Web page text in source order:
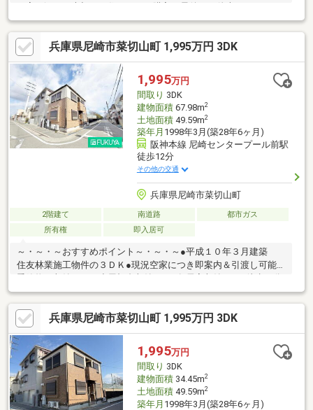
に寄り添い、大切なお住まいのご購入に最後まで伴走いたしま
す！●リフォームのご相談も承っております。●購入・売却・ロー
ンのご相談・・・なんでもお気軽にご相談くださいませ！〇大阪
メトロ千日前線・中央線「阿波座」駅5番出口より徒歩約2分！〇
営業時間：10：00～20：00（火曜日・水曜日定休日※祝日は営
業）事前にご連絡いただけますと、スムーズにご案内が可能で
す。ご連絡お待ちしております！
兵庫県尼崎市菜切山町 1,995万円 3DK
1,995万円
間取り 3DK
建物面積67.98m2
土地面積49.59m2
築年月 1998年3月(築28年6ヶ月)
阪神本線 尼崎センタープール前駅
徒歩12分
その他の交通
兵庫県尼崎市菜切山町
2階建て 南道路
都市ガス
所有権
即入居可
～・～・～おすすめポイント～・～・～●平成１０年３月建築
住友林業施工物件の３ＤＫ●現況空家につき即案内＆引渡し可能●
圏内にスーパーマルハチ・ウエルシア・セブンイレブンがござい
ます♪◆土地に地役権設定あり（電線路）／全窓シャッター使用
不可■□■９０店舗以上のFUKUYAネットワークでサポートいたしま
す■□■家を買うとき・売るときは福屋不動産販売尼崎店にお任せ
ください！お客様からのお問い合わせをスタッフ一同お待ちして
おります！フリーダイヤル：０１２０－２７－２９８１
兵庫県尼崎市菜切山町 1,995万円 3DK
1,995万円
間取り 3DK
建物面積34.45m2
土地面積49.59m2
築年月 1998年3月(築28年6ヶ月)